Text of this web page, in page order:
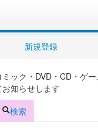
新規登録
ック・DVD・CD・ゲ
お知らせします
検索